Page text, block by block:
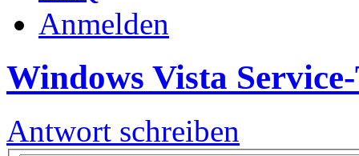
Anmelden
Windows Vista
Antwort schreiben